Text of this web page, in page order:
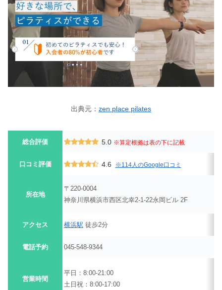
出典元： zen place pilates
総合評価 5.0 ※算定根拠は表の下に記載
口コミ評価 4.6 ※114人のGoogle口コミ
所在地
〒220-0004
神奈川県横浜市西区北幸2-1-22永岡ビル 2F
アクセス 横浜駅 徒歩2分
電話予約 045-548-9344
営業時間
平日：8:00-21:00
土日祝：8:00-17:00